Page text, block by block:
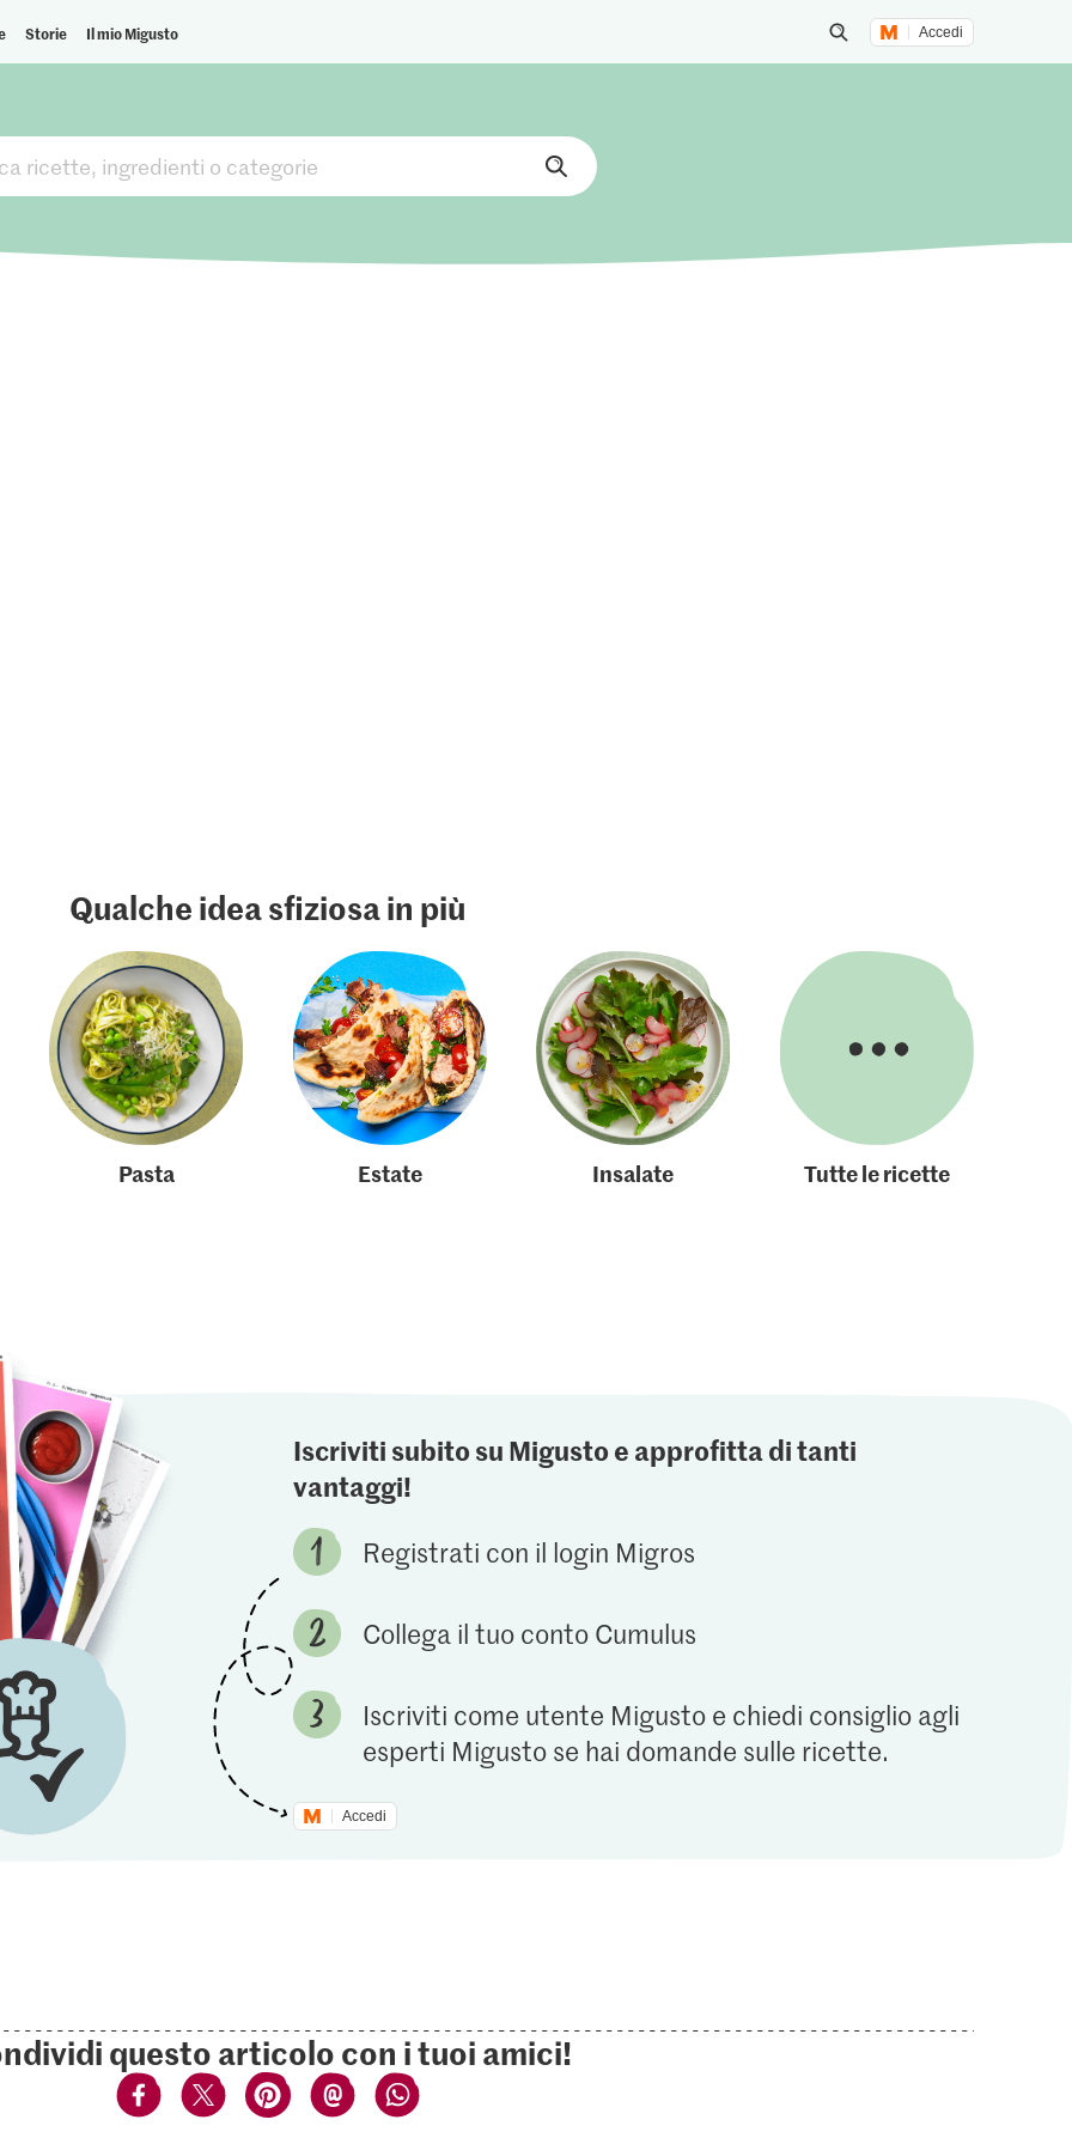
Storie Il mio Migusto
Inizia una ricerca
Accedi
Qualche idea sfiziosa in più
Pasta Estate Insalate Tutte le ricette
Iscriviti subito su Migusto e approfitta di tanti
vantaggi!
Registrati con il login Migros
Collega il tuo conto Cumulus
Iscriviti come utente Migusto e chiedi consiglio agli
esperti Migusto se hai domande sulle ricette.
Accedi
questo articolo con i tuoi amici!